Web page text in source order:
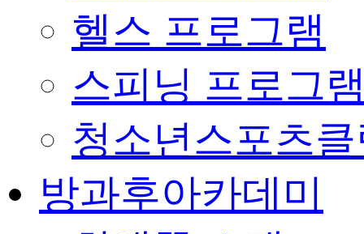
헬스 프로그램
스피닝 프로그
청소년스포츠
방과후아카데미